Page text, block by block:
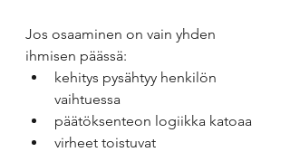
Jos osaaminen on vain yhden
ihmisen päässä:
kehitys pysähtyy henkilön
vaihtuessa
päätöksenteon logiikka katoaa
virheet toistuvat